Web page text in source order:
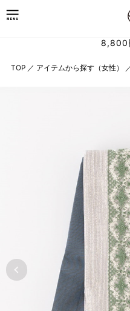
8,800
TOP ／ アイテムから探す（女性）